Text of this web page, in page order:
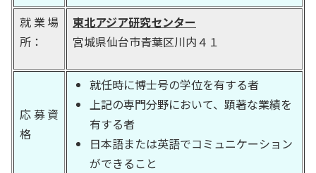
就業場
所：
東北アジア研究センター
宮城県仙台市青葉区川内４１
応募資
格
就任時に博士号の学位を有する者
上記の専門分野において、顕著な業績を
有する者
日本語または英語でコミュニケーション
ができること